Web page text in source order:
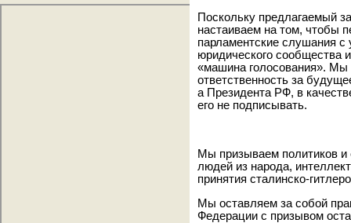
Поскольку предлагаемый
настаиваем на том, чтобы
парламентские слушания с
юридического сообщества
«машина голосования». Мы
ответственность за
а Президента РФ, в
его не подписывать.
Мы призываем политиков и
людей из народа,
принятия сталинско-
Мы оставляем за собой
Федерации с призывом